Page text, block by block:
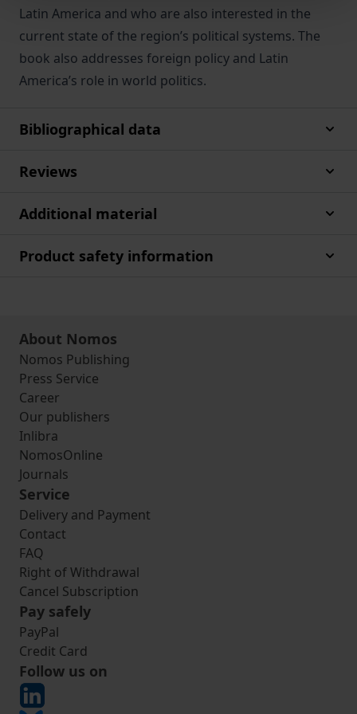
Latin America and who are also interested in the
current state of the region’s political systems. The
book also addresses foreign policy and Latin
America’s role in world politics.
Bibliographical data
Reviews
Additional material
Product safety information
About Nomos
Nomos Publishing
Press Service
Career
Our publishers
Inlibra
NomosOnline
Journals
Service
Delivery and Payment
Contact
FAQ
Right of Withdrawal
Cancel Subscription
Pay safely
PayPal
Credit Card
Follow us on